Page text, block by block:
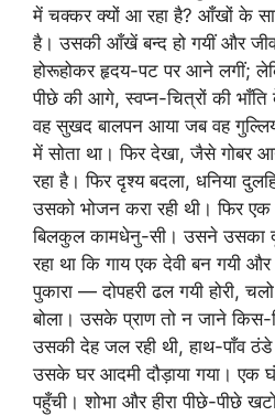
में चक्कर क्यों आ रहा है? आँखों के
है। उसकी आँखें बन्द हो गयीं और
होरूहोकर हृदय-पट पर आने लगीं;
पीछे की आगे, स्वप्न-चित्रों की
वह सुखद बालपन आया जब वह
में सोता था। फिर देखा, जैसे गोबर
रहा है। फिर दृश्य बदला, धनिया
उसको भोजन करा रही थी। फिर
बिलकुल कामधेनु-सी। उसने उसका
रहा था कि गाय एक देवी बन गयी
पुकारा — दोपहरी ढल गयी होरी,
बोला। उसके प्राण तो न जाने
उसकी देह जल रही थी, हाथ-पाँव
उसके घर आदमी दौड़ाया गया। एक
पहुँची। शोभा और हीरा पीछे-पीछे